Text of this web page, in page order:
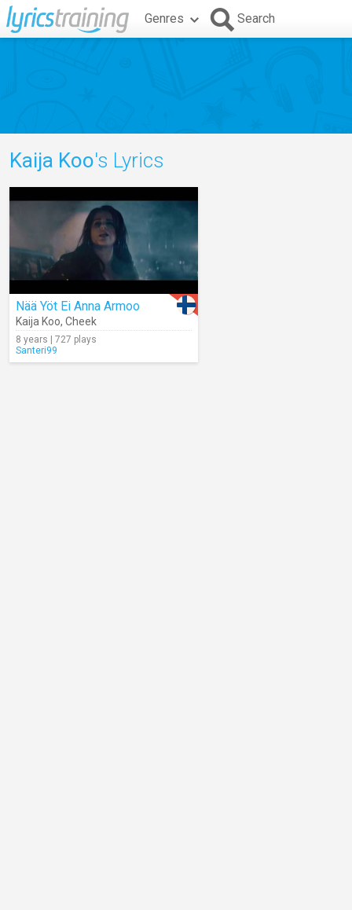
Genres Search
Kaija Koo's Lyrics
Nää Yöt Ei Anna Armoo
Kaija Koo, Cheek
8 years | 727 plays
Santeri99